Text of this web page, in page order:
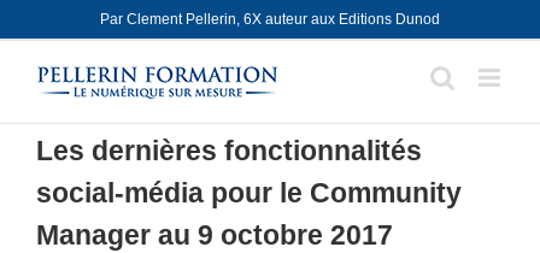
to
content
Par Clement Pellerin, 6X auteur aux Editions Dunod
Les dernières fonctionnalités
social-média pour le Community
Manager au 9 octobre 2017